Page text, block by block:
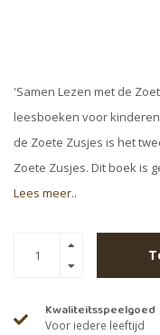
'Samen Lezen met de
leesboeken voor
de Zoete Zusjes is het
Zoete Zusjes. Dit boek is
Lees meer..
Kwaliteitsspeelgoed
Voor iedere leeftijd